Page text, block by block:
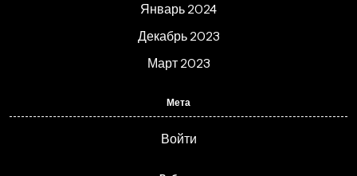
Январь 2024
Декабрь 2023
Март 2023
Мета
Войти